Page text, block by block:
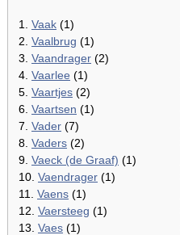
1. Vaak (1)
2. Vaalbrug (1)
3. Vaandrager (2)
4. Vaarlee (1)
5. Vaartjes (2)
6. Vaartsen (1)
7. Vader (7)
8. Vaders (2)
9. Vaeck (de Graaf) (1)
10. Vaendrager (1)
11. Vaens (1)
12. Vaersteeg (1)
13. Vaes (1)